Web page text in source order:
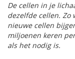
De cellen in je
dezelfde cellen.
nieuwe cellen
miljoenen keren
als het nodig is.